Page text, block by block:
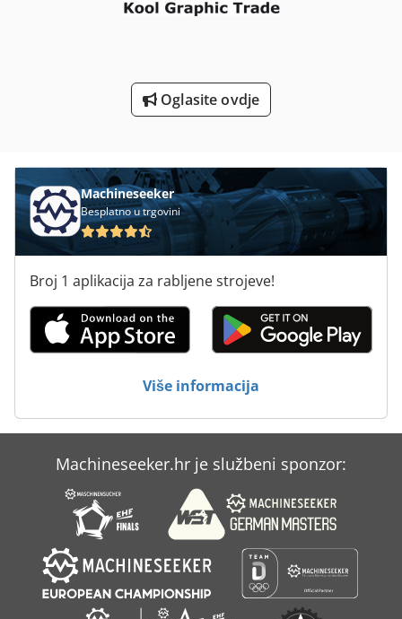
Prozor Proizvodnja
Puzni Transporter
Oglasite ovdje
Machineseeker
Besplatno u trgovini
Broj 1 aplikacija za rabljene strojeve!
Više informacija
Machineseeker.hr je službeni sponzor: